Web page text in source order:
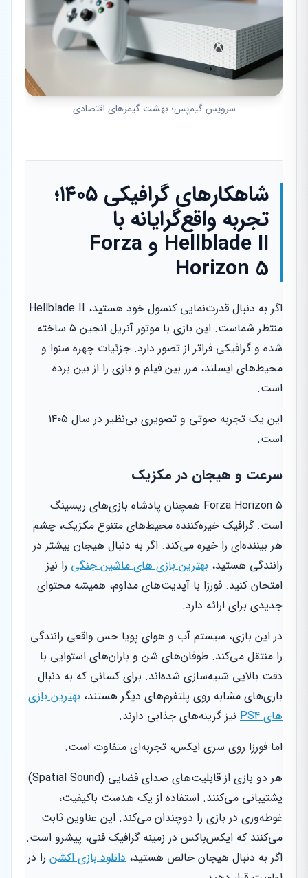
سرویس گیم‌پس؛ بهشت گیمرهای اقتصادی
شاهکارهای گرافیکی ۱۴۰۵؛
تجربه واقع‌گرایانه با
Hellblade II و Forza
Horizon 5
اگر به دنبال قدرت‌نمایی کنسول خود هستید، Hellblade II
منتظر شماست. این بازی با موتور آنریل انجین ۵ ساخته
شده و گرافیکی فراتر از تصور دارد. جزئیات چهره سنوا و
محیط‌های ایسلند، مرز بین فیلم و بازی را از بین برده
است.
این یک تجربه صوتی و تصویری بی‌نظیر در سال ۱۴۰۵
است.
سرعت و هیجان در مکزیک
Forza Horizon 5 همچنان پادشاه بازی‌های ریسینگ
است. گرافیک خیره‌کننده محیط‌های متنوع مکزیک، چشم
هر بیننده‌ای را خیره می‌کند. اگر به دنبال هیجان بیشتر در
رانندگی هستید، بهترین بازی های ماشین جنگی را نیز
امتحان کنید. فورزا با آپدیت‌های مداوم، همیشه محتوای
جدیدی برای ارائه دارد.
در این بازی، سیستم آب و هوای پویا حس واقعی رانندگی
را منتقل می‌کند. طوفان‌های شن و باران‌های استوایی با
دقت بالایی شبیه‌سازی شده‌اند. برای کسانی که به دنبال
بازی‌های مشابه روی پلتفرم‌های دیگر هستند، بهترین بازی
های PS4
نیز گزینه‌های جذابی دارند.
اما فورزا روی سری ایکس، تجربه‌ای متفاوت است.
هر دو بازی از قابلیت‌های صدای فضایی (Spatial Sound)
پشتیبانی می‌کنند. استفاده از یک هدست باکیفیت،
غوطه‌وری در بازی را دوچندان می‌کند. این عناوین ثابت
می‌کنند که ایکس‌باکس در زمینه گرافیک فنی، پیشرو است.
اگر به دنبال هیجان خالص هستید، دانلود بازی اکشن را در